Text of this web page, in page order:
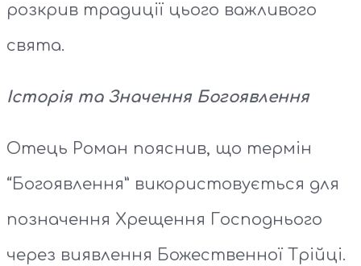
розкрив традиції цього важливого
свята.
Історія та Значення Богоявлення
Отець Роман пояснив, що термін
“Богоявлення” використовується для
позначення Хрещення Господнього
через виявлення Божественної Трійці.